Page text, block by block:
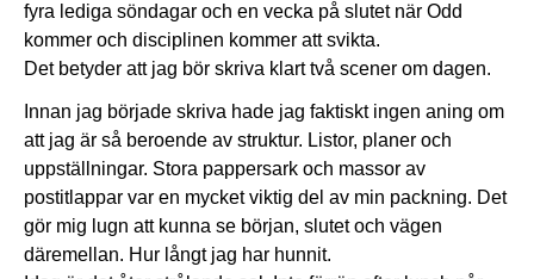
fyra lediga söndagar och en vecka på slutet när Odd
kommer och disciplinen kommer att svikta.
Det betyder att jag bör skriva klart två scener om dagen.
Innan jag började skriva hade jag faktiskt ingen aning om
att jag är så beroende av struktur. Listor, planer och
uppställningar. Stora pappersark och massor av
postitlappar var en mycket viktig del av min packning. Det
gör mig lugn att kunna se början, slutet och vägen
däremellan. Hur långt jag har hunnit.